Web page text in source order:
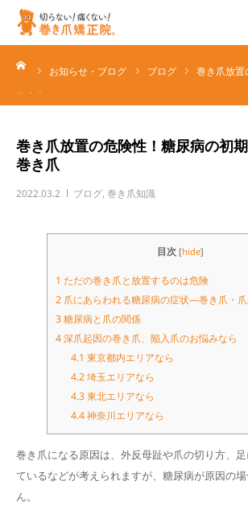
お知らせ・ブログ ブログ
巻き爪放置
期症状とし…
巻き爪放置の危険性！糖尿病の初
巻き爪
2022.03.2 ブログ, 巻き爪知識
目次 [hide]
1 ただの巻き爪と放置するのは危険
2 爪にあらわれる糖尿病の症状―巻き爪・
3糖尿病と爪の関係
4深爪起因の巻き爪、陥入爪のお悩みなら
4.1 東京都内エリアなら
4.2埼玉エリアなら
4.3東北エリアなら
4.4神奈川エリアなら
巻き爪になる原因は、外反母趾や爪の切り方、
ているなどが考えられますが、糖尿病が原因の
ん。
ホーム
サービス
ブログ/お知らせ
各種お問い合わせ